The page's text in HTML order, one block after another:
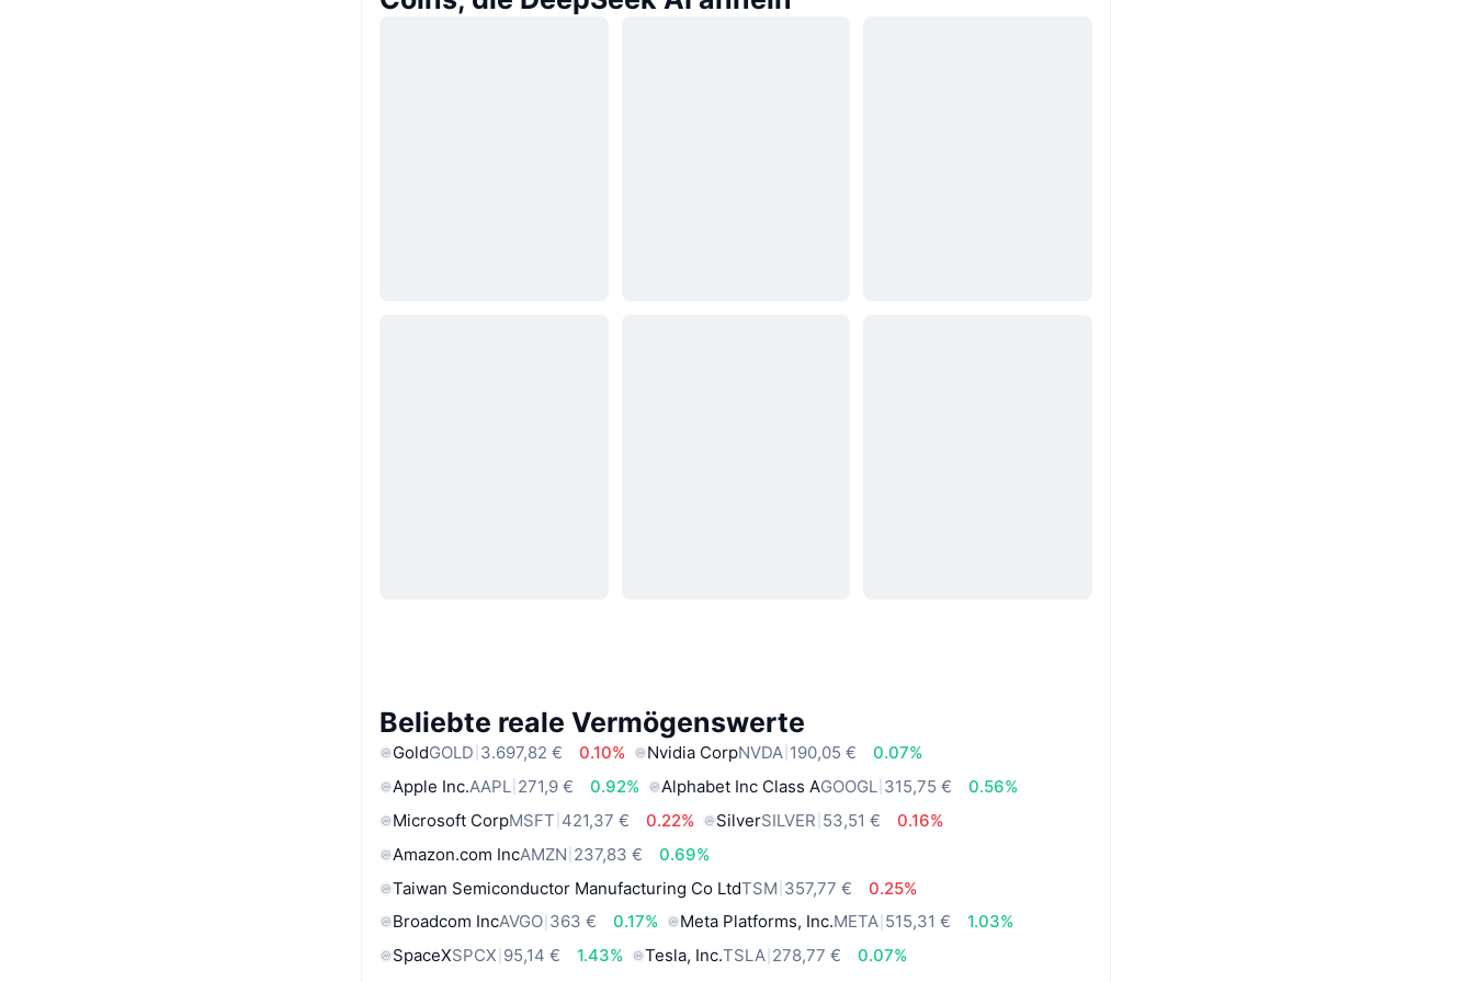
Beliebte reale Vermögenswerte
GoldGOLD 3.697,82 € 0.10% Nvidia CorpNVDA 190,05 €
0.07%
Apple Inc.AAPL 271,9 € 0.92% Alphabet Inc Class AGOOGL 315,75 €
0.56%
Microsoft CorpMSFT 421,37 € 0.22% SilverSILVER 53,51 €
0.16%
Amazon.com IncAMZN 237,83 €
0.69%
Taiwan Semiconductor Manufacturing Co LtdTSM 357,77 €
0.25%
Broadcom IncAVGO 363 € 0.17% Meta Platforms, Inc.META 515,31 €
1.03%
SpaceXSPCX 95,14 € 1.43% Tesla, Inc.TSLA 278,77 €
0.07%